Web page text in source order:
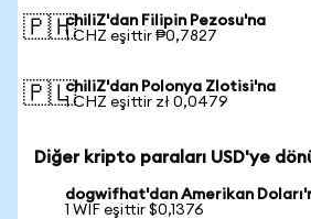
🇵🇭chiliZ'dan Filipin Pezosu'na
1 CHZ eşittir ₱0,7827
🇵🇱chiliZ'dan Polonya Zlotisi'na
1 CHZ eşittir zł 0,0479
Diğer kripto paraları USD'ye
dogwifhat'dan Amerikan
1 WIF eşittir $0,1376